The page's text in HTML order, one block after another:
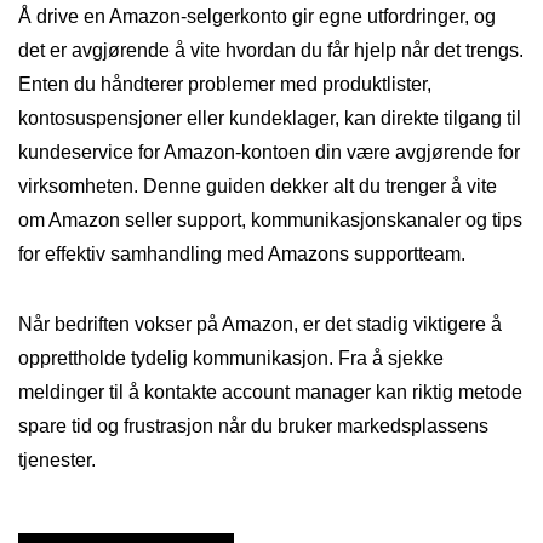
Å drive en Amazon-selgerkonto gir egne utfordringer, og
det er avgjørende å vite hvordan du får hjelp når det trengs.
Enten du håndterer problemer med produktlister,
kontosuspensjoner eller kundeklager, kan direkte tilgang til
kundeservice for Amazon-kontoen din være avgjørende for
virksomheten. Denne guiden dekker alt du trenger å vite
om Amazon seller support, kommunikasjonskanaler og tips
for effektiv samhandling med Amazons supportteam.
Når bedriften vokser på Amazon, er det stadig viktigere å
opprettholde tydelig kommunikasjon. Fra å sjekke
meldinger til å kontakte account manager kan riktig metode
spare tid og frustrasjon når du bruker markedsplassens
tjenester.